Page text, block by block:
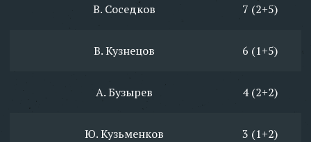
В. Соседков 7 (2+5)
В. Кузнецов 6 (1+5)
А. Бузырев 4 (2+2)
Ю. Кузьменков 3 (1+2)